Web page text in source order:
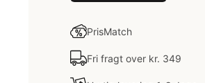
PrisMatch
Fri fragt over kr. 349